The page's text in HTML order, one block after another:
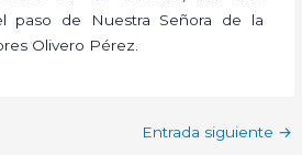
paso de Nuestra Señora de la
Olivero Pérez.
Entrada siguiente →